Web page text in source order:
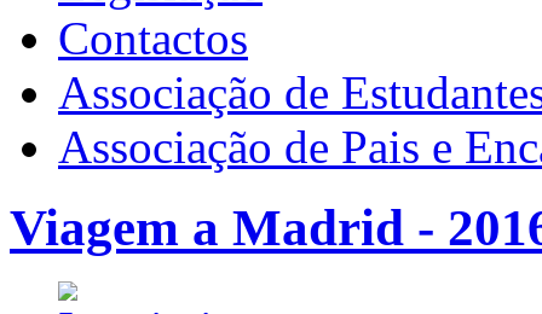
Contactos
Associação de
Associação de Pais e
Viagem a Madrid -